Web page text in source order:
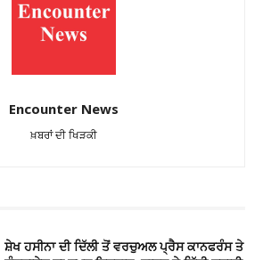
Encounter News
ਖ਼ਬਰਾਂ ਦੀ ਖਿੜਕੀ
ਸ਼ੇਖ ਹਸੀਨਾ ਦੀ ਦਿੱਲੀ ਤੋਂ ਵਰਚੁਅਲ ਪ੍ਰੈਸ ਕਾਨਫਰੰਸ ਤੇ